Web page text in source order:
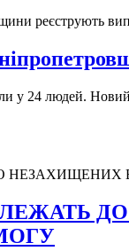
у 24 людей. Новий